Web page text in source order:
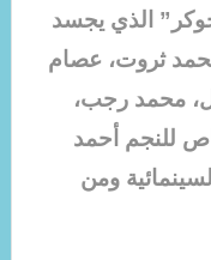
الذي يجسد
ثروت، عصام
محمد رجب،
للنجم أحمد
ومن